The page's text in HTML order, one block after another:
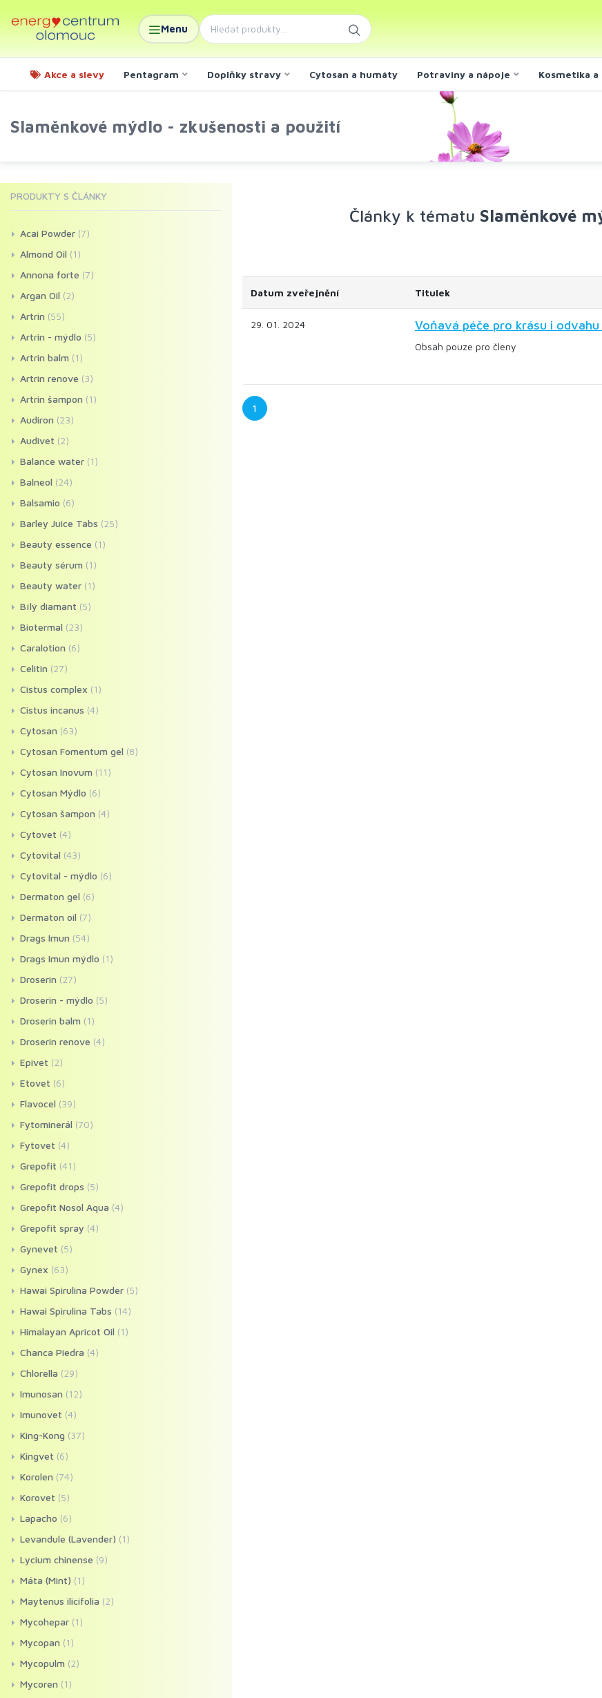
Menu
Akce a slevy Pentagram Doplňky stravy Cytosan a humáty Potraviny a nápoje Kosmetika a
Slaměnkové mýdlo - zkušenosti a použití
Články k tématu Slaměnkové
Datum zveřejnění Titulek
29. 01. 2024 Voňavá péče pro krásu i
Obsah pouze pro členy
1
PRODUKTY S ČLÁNKY
Acai Powder (7)
Almond Oil (1)
Annona forte (7)
Argan Oil (2)
Artrin (55)
Artrin - mýdlo (5)
Artrin balm (1)
Artrin renove (3)
Artrin šampon (1)
Audiron (23)
Audivet (2)
Balance water (1)
Balneol (24)
Balsamio (6)
Barley Juice Tabs (25)
Beauty essence (1)
Beauty sérum (1)
Beauty water (1)
Bílý diamant (5)
Biotermal (23)
Caralotion (6)
Celitin (27)
Cistus complex (1)
Cistus incanus (4)
Cytosan (63)
Cytosan Fomentum gel (8)
Cytosan Inovum (11)
Cytosan Mýdlo (6)
Cytosan šampon (4)
Cytovet (4)
Cytovital (43)
Cytovital - mýdlo (6)
Dermaton gel (6)
Dermaton oil (7)
Drags Imun (54)
Drags Imun mýdlo (1)
Droserin (27)
Droserin - mýdlo (5)
Droserin balm (1)
Droserin renove (4)
Epivet (2)
Etovet (6)
Flavocel (39)
Fytominerál (70)
Fytovet (4)
Grepofit (41)
Grepofit drops (5)
Grepofit Nosol Aqua (4)
Grepofit spray (4)
Gynevet (5)
Gynex (63)
Hawai Spirulina Powder (5)
Hawai Spirulina Tabs (14)
Himalayan Apricot Oil (1)
Chanca Piedra (4)
Chlorella (29)
Imunosan (12)
Imunovet (4)
King-Kong (37)
Kingvet (6)
Korolen (74)
Korovet (5)
Lapacho (6)
Levandule (Lavender) (1)
Lycium chinense (9)
Máta (Mint) (1)
Maytenus ilicifolia (2)
Mycohepar (1)
Mycopan (1)
Mycopulm (2)
Mycoren (1)